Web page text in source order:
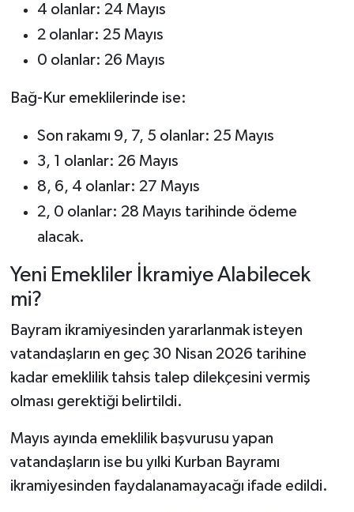
4 olanlar: 24 Mayıs
2 olanlar: 25 Mayıs
0 olanlar: 26 Mayıs
Bağ-Kur emeklilerinde ise:
Son rakamı 9, 7, 5 olanlar: 25 Mayıs
3, 1 olanlar: 26 Mayıs
8, 6, 4 olanlar: 27 Mayıs
2, 0 olanlar: 28 Mayıs tarihinde ödeme
alacak.
Yeni Emekliler İkramiye Alabilecek
mi?
Bayram ikramiyesinden yararlanmak isteyen
vatandaşların en geç 30 Nisan 2026 tarihine
kadar emeklilik tahsis talep dilekçesini vermiş
olması gerektiği belirtildi.
Mayıs ayında emeklilik başvurusu yapan
vatandaşların ise bu yılki Kurban Bayramı
ikramiyesinden faydalanamayacağı ifade edildi.